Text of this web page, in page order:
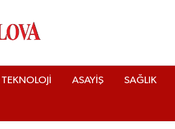
ASAYİŞ SAĞLIK